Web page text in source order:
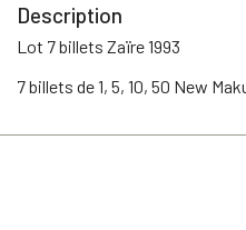
Description
Lot 7 billets Zaïre 1993
7 billets de 1, 5, 10, 50 New